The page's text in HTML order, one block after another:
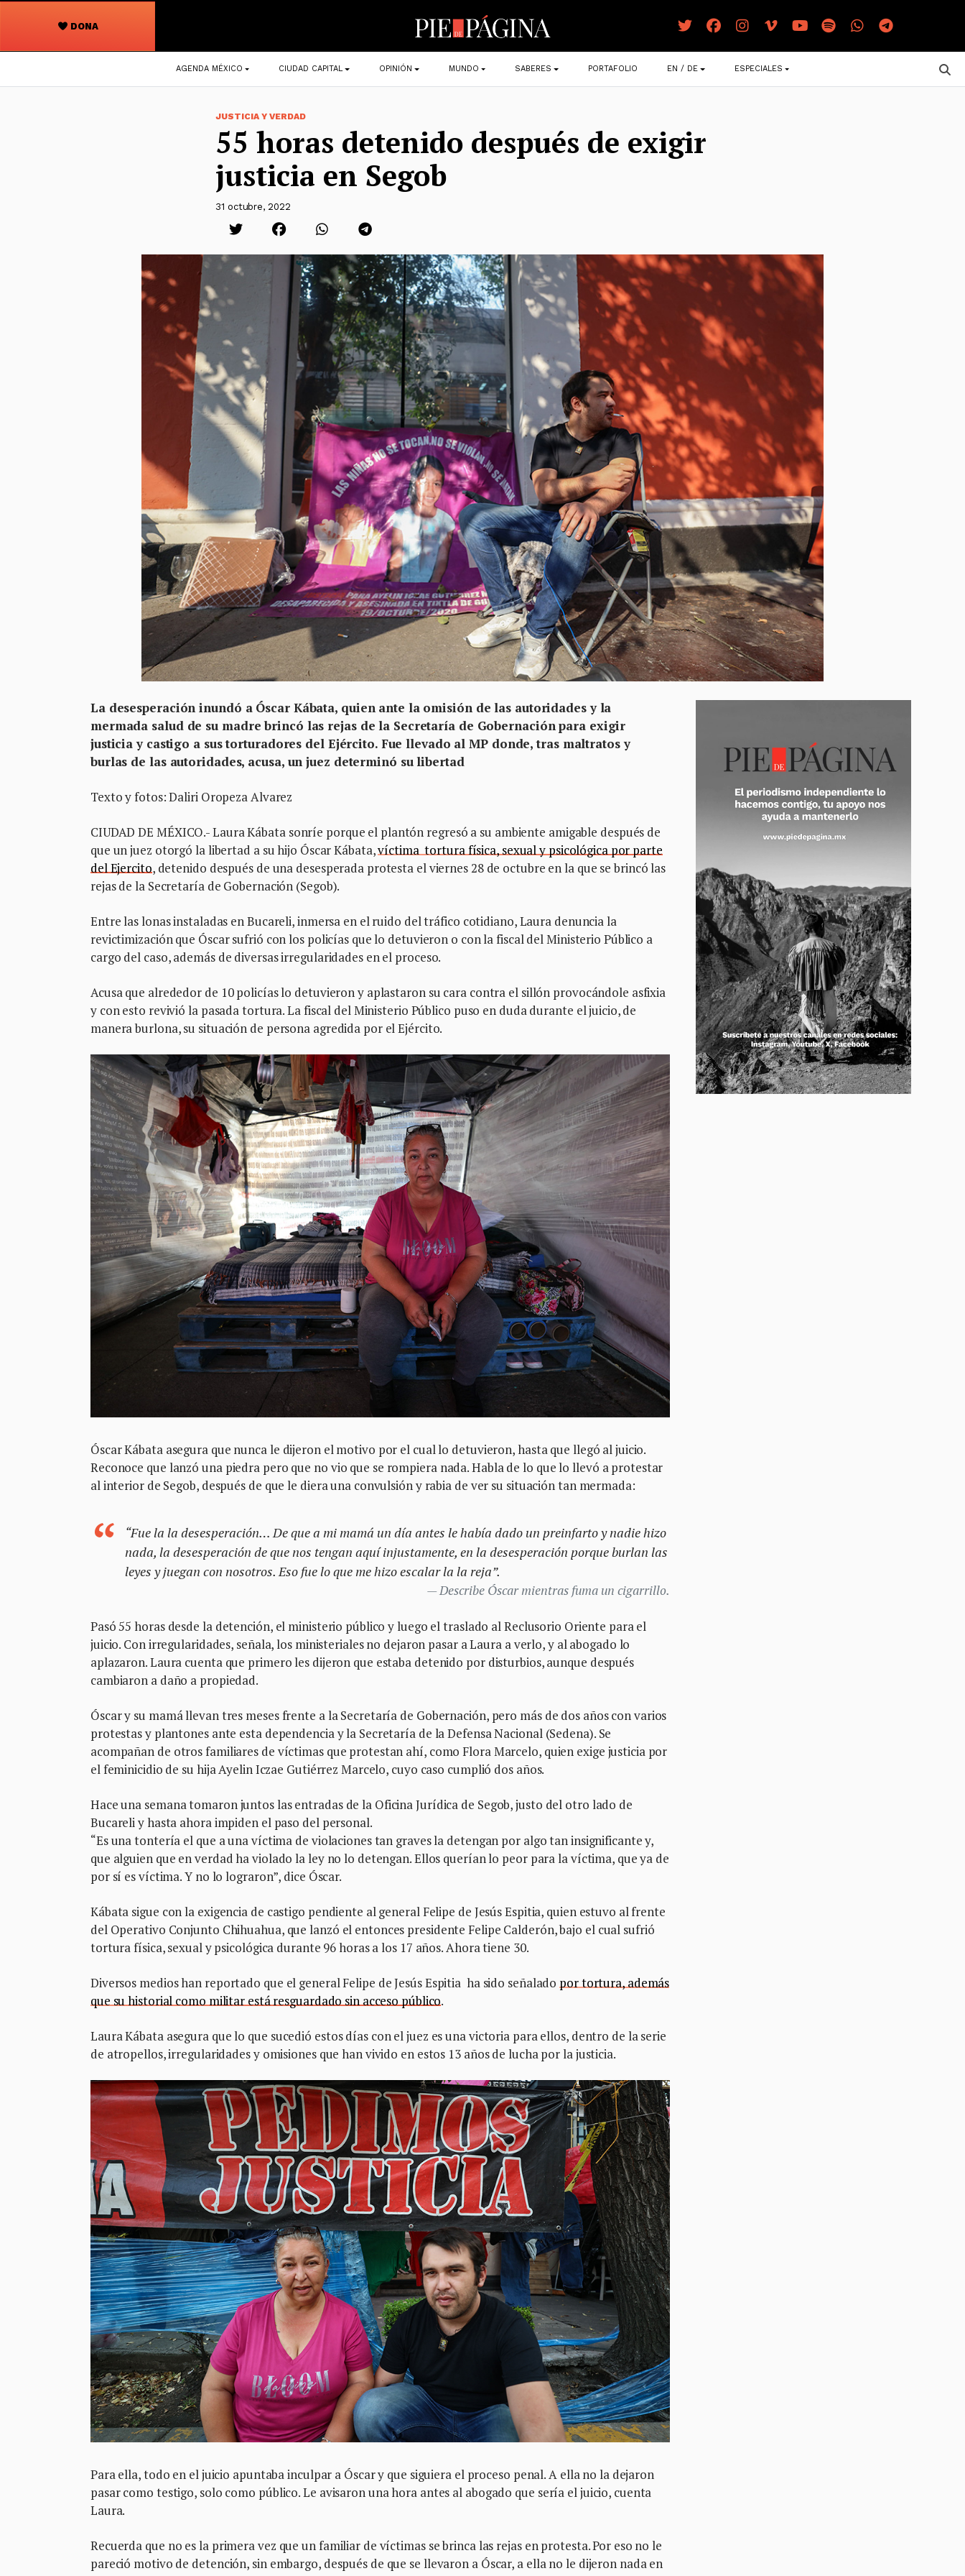
DONA
Navegación
principal
AGENDA MÉXICO CIUDAD CAPITAL OPINIÓN MUNDO SABERES PORTAFOLIO EN / DE ESPECIALES
JUSTICIA Y VERDAD
55 horas detenido después de exigir
justicia en Segob
31 octubre, 2022
La desesperación inundó a Óscar Kábata, quien ante la omisión de las autoridades y la
mermada salud de su madre brincó las rejas de la Secretaría de Gobernación para exigir
justicia y castigo a sus torturadores del Ejército. Fue llevado al MP donde, tras maltratos y
burlas de las autoridades, acusa, un juez determinó su libertad
Texto y fotos: Daliri Oropeza Alvarez
CIUDAD DE MÉXICO.- Laura Kábata sonríe porque el plantón regresó a su ambiente amigable después de
que un juez otorgó la libertad a su hijo Óscar Kábata,víctima tortura física, sexual y psicológica por parte
del Ejercito, detenido después de una desesperada protesta el viernes 28 de octubre en la que se brincó las
rejas de la Secretaría de Gobernación (Segob).
Entre las lonas instaladas en Bucareli, inmersa en el ruido del tráfico cotidiano, Laura denuncia la
revictimización que Óscar sufrió con los policías que lo detuvieron o con la fiscal del Ministerio Público a
cargo del caso, además de diversas irregularidades en el proceso.
Acusa que alrededor de 10 policías lo detuvieron y aplastaron su cara contra el sillón provocándole asfixia
y con esto revivió la pasada tortura. La fiscal del Ministerio Público puso en duda durante el juicio, de
manera burlona, su situación de persona agredida por el Ejército.
Óscar Kábata asegura que nunca le dijeron el motivo por el cual lo detuvieron, hasta que llegó al juicio.
Reconoce que lanzó una piedra pero que no vio que se rompiera nada. Habla de lo que lo llevó a protestar
al interior de Segob, después de que le diera una convulsión y rabia de ver su situación tan mermada:
“Fue la la desesperación… De que a mi mamá un día antes le había dado un preinfarto y nadie hizo
nada, la desesperación de que nos tengan aquí injustamente, en la desesperación porque burlan las
leyes y juegan con nosotros. Eso fue lo que me hizo escalar la la reja”.
Describe Óscar mientras fuma un cigarrillo.
Pasó 55 horas desde la detención, el ministerio público y luego el traslado al Reclusorio Oriente para el
juicio. Con irregularidades, señala, los ministeriales no dejaron pasar a Laura a verlo, y al abogado lo
aplazaron. Laura cuenta que primero les dijeron que estaba detenido por disturbios, aunque después
cambiaron a daño a propiedad.
Óscar y su mamá llevan tres meses frente a la Secretaría de Gobernación, pero más de dos años con varios
protestas y plantones ante esta dependencia y la Secretaría de la Defensa Nacional (Sedena). Se
acompañan de otros familiares de víctimas que protestan ahí, como Flora Marcelo, quien exige justicia por
el feminicidio de su hija Ayelin Iczae Gutiérrez Marcelo, cuyo caso cumplió dos años.
Hace una semana tomaron juntos las entradas de la Oficina Jurídica de Segob, justo del otro lado de
Bucareli y hasta ahora impiden el paso del personal.
“Es una tontería el que a una víctima de violaciones tan graves la detengan por algo tan insignificante y,
que alguien que en verdad ha violado la ley no lo detengan. Ellos querían lo peor para la víctima, que ya de
por sí es víctima. Y no lo lograron”, dice Óscar.
Kábata sigue con la exigencia de castigo pendiente al general Felipe de Jesús Espitia, quien estuvo al frente
del Operativo Conjunto Chihuahua, que lanzó el entonces presidente Felipe Calderón, bajo el cual sufrió
tortura física, sexual y psicológica durante 96 horas a los 17 años. Ahora tiene 30.
Diversos medios han reportado que el general Felipe de Jesús Espitia ha sido señalado por tortura, además
que su historial como militar está resguardado sin acceso público.
Laura Kábata asegura que lo que sucedió estos días con el juez es una victoria para ellos, dentro de la serie
de atropellos, irregularidades y omisiones que han vivido en estos 13 años de lucha por la justicia.
Para ella, todo en el juicio apuntaba inculpar a Óscar y que siguiera el proceso penal. A ella no la dejaron
pasar como testigo, solo como público. Le avisaron una hora antes al abogado que sería el juicio, cuenta
Laura.
Recuerda que no es la primera vez que un familiar de víctimas se brinca las rejas en protesta. Por eso no le
pareció motivo de detención, sin embargo, después de que se llevaron a Óscar, a ella no le dijeron nada en